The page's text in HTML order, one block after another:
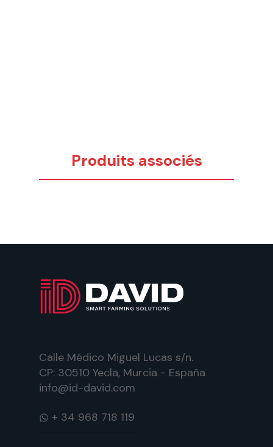
Produits associés
Calle Médico Miguel Lucas s/n.
CP: 30510 Yecla, Murcia - España
info@id-david.com
WhatsApp